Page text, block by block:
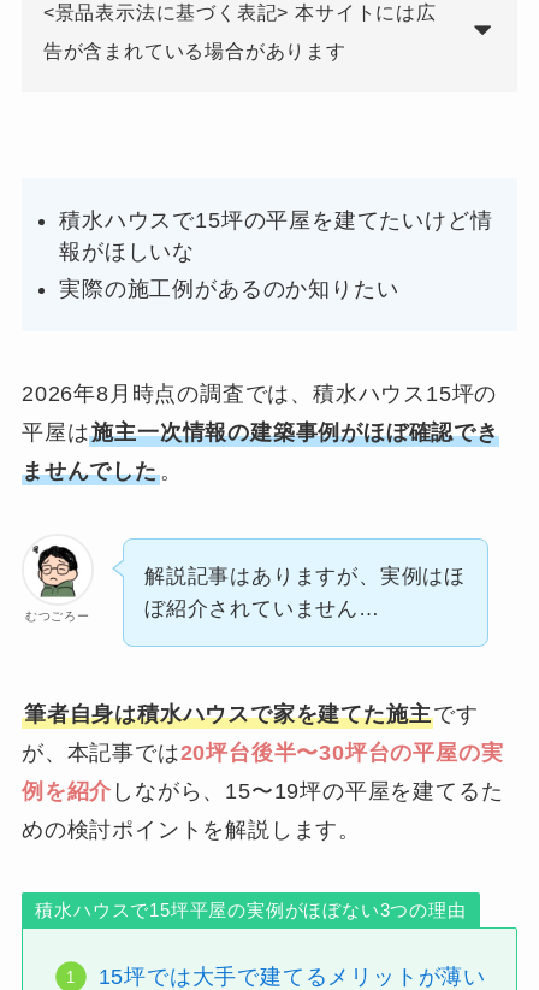
<景品表示法に基づく表記> 本サイトには広
告が含まれている場合があります
積水ハウスで15坪の平屋を建てたいけど情
報がほしいな
実際の施工例があるのか知りたい
2026年8月時点の調査では、積水ハウス15坪の
平屋は施主一次情報の建築事例がほぼ確認でき
ませんでした。
むつごろー
解説記事はありますが、実例はほ
ぼ紹介されていません…
筆者自身は積水ハウスで家を建てた施主です
が、本記事では20坪台後半〜30坪台の平屋の実
例を紹介 しながら、15〜19坪の平屋を建てるた
めの検討ポイントを解説します。
積水ハウスで15坪平屋の実例がほぼない3つの理由
15坪では大手で建てるメリットが薄い